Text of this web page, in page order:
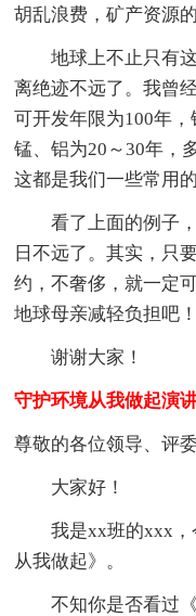
胡乱浪费，矿产资源
地球上不止只有这
离绝迹不远了。我曾
可开发年限为100年，
锰、铝为20～30年，
这都是我们一些常用
看了上面的例子，
日不远了。其实，只
约，不奢侈，就一定
地球母亲减轻负担吧！
谢谢大家！
守护环境从我做起演
尊敬的各位领导、评
大家好！
我是xx班的xxx，
从我做起》。
不知你是否看过《